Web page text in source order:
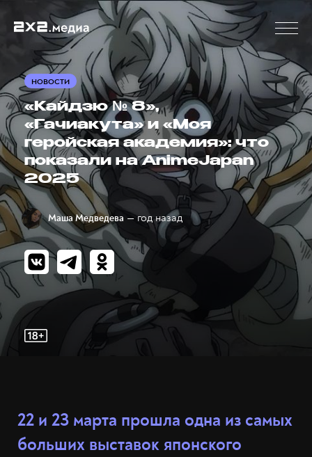
НОВОСТИ
«Кайдзю № 8»,
«Гачиакута» и «Моя
геройская академия»: что
показали на AnimeJapan
2025
Маша Медведева — год назад
22 и 23 марта прошла одна из самых
больших выставок японского